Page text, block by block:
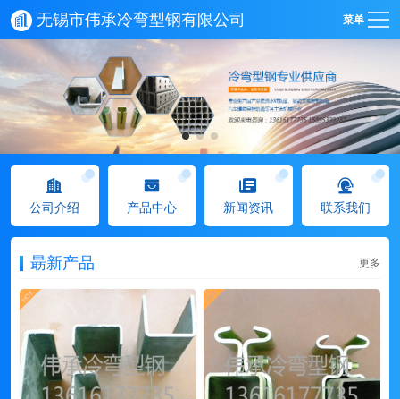
无锡市伟承冷弯型钢有限公司 菜单
公司介绍 产品中心 新闻资讯 联系我们
朂新产品 更多